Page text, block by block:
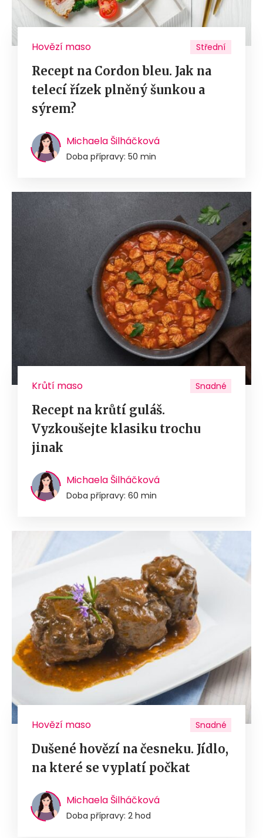
Hovězí maso Střední
Recept na Cordon bleu. Jak na
telecí řízek plněný šunkou a
sýrem?
Michaela Šilháčková
Doba přípravy: 50 min
Krůtí maso Snadné
Recept na krůtí guláš.
Vyzkoušejte klasiku trochu
jinak
Michaela Šilháčková
Doba přípravy: 60 min
Hovězí maso Snadné
Dušené hovězí na česneku. Jídlo,
na které se vyplatí počkat
Michaela Šilháčková
Doba přípravy: 2 hod